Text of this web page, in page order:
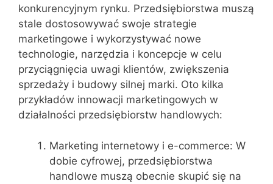
konkurencyjnym rynku. Przedsiębiorstwa muszą
stale dostosowywać swoje strategie
marketingowe i wykorzystywać nowe
technologie, narzędzia i koncepcje w celu
przyciągnięcia uwagi klientów, zwiększenia
sprzedaży i budowy silnej marki. Oto kilka
przykładów innowacji marketingowych w
działalności przedsiębiorstw handlowych:
Marketing internetowy i e-commerce: W
dobie cyfrowej, przedsiębiorstwa
handlowe muszą obecnie skupić się na